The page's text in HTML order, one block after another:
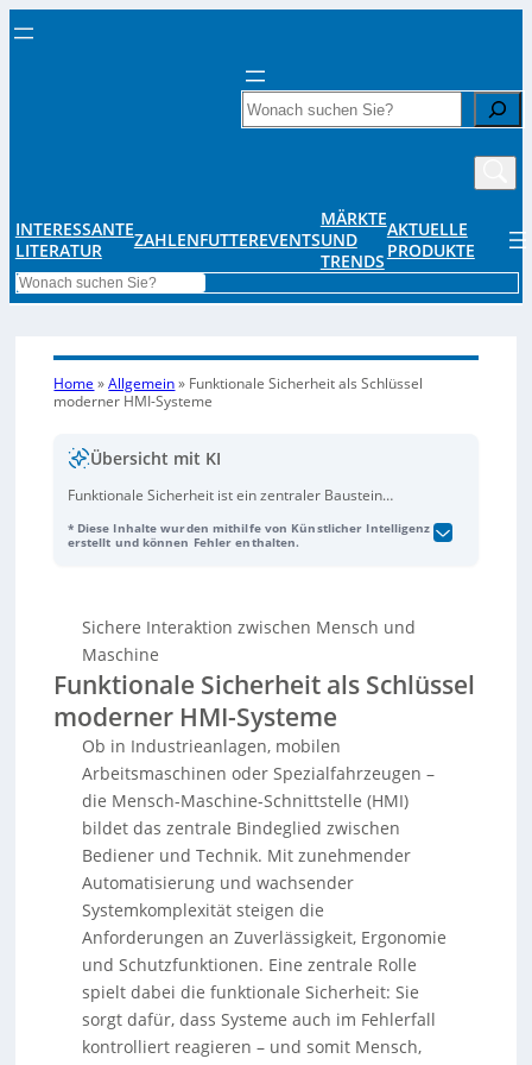
Search
INTERESSANTE
LITERATUR
ZAHLENFUTTEREVENTS
MÄRKTE
UND
TRENDS
AKTUELLE
PRODUKTE
Search
Home »Allgemein» Funktionale Sicherheit als Schlüssel
moderner HMI-Systeme
Übersicht mit KI
Funktionale Sicherheit ist ein zentraler Baustein
Mensch-Maschine-Schnittstellen auch bei Fehlern
(konstruktive/mechanische Maßnahmen) bezieht sie
sich vor allem auf das sichere Verhalten
elektronischer und programmierbarer Steuerungen –
besonders relevant, da fehlerhafte Anzeigen,
ausbleibende Alarme oder falsche Bedienreaktionen
schwerwiegende Folgen haben können. Geregelt wird
funktionale Sicherheit über internationale Normen (u.
a. IEC 61508 als Basis, ergänzt je nach Anwendung z.
B. ISO 13849, IEC 61511, ISO 26262). Diese definieren
nicht nur Hardware- und Softwareanforderungen,
sondern auch Risikobeurteilung,
Entwicklungsprozesse, Tests und Dokumentation;
Sicherheitsniveaus werden etwa als PL oder SIL
klassifiziert. Für HMIs bedeutet das: Sie müssen
fehlertolerant, missbrauchsresistent und
ergonomisch gestaltet sein, um Falscheingaben zu
reduzieren. Neben einem klaren Bedienkonzept sind
robuste Hard-/Softwarearchitekturen, sichere
Signalübertragung (z. B. über CANopen Safety),
Diagnose- und Überwachungsfunktionen sowie
* Diese Inhalte wurden mithilfe von Künstlicher Intelligenz
erstellt und können Fehler enthalten.
Sichere Interaktion zwischen Mensch und
Maschine
Funktionale Sicherheit als Schlüssel
moderner HMI-Systeme
Ob in Industrieanlagen, mobilen
Arbeitsmaschinen oder Spezialfahrzeugen –
die Mensch-Maschine-Schnittstelle (HMI)
bildet das zentrale Bindeglied zwischen
Bediener und Technik. Mit zunehmender
Automatisierung und wachsender
Systemkomplexität steigen die
Anforderungen an Zuverlässigkeit, Ergonomie
und Schutzfunktionen. Eine zentrale Rolle
spielt dabei die funktionale Sicherheit: Sie
sorgt dafür, dass Systeme auch im Fehlerfall
kontrolliert reagieren – und somit Mensch,